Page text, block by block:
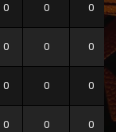
0 0 0
0 0 0
0 0 0
0 0 0